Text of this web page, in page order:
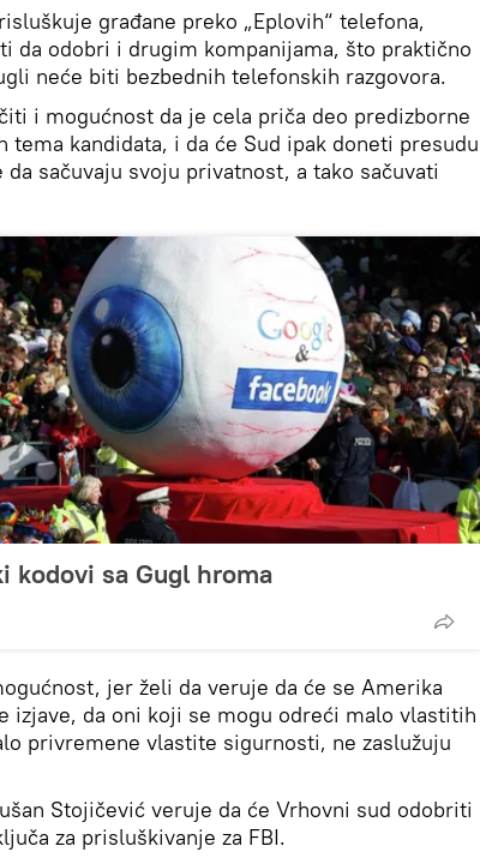
građane preko „Eplovih“ telefona,
da odobri i drugim kompanijama, što praktično
neće biti bezbednih telefonskih razgovora.
i mogućnost da je cela priča deo predizborne
tema kandidata, i da će Sud ipak doneti presudu
sačuvaju svoju privatnost, a tako sačuvati
kodovi sa Gugl hroma
jer želi da veruje da će se Amerika
izjave, da oni koji se mogu odreći malo vlastitih
privremene vlastite sigurnosti, ne zaslužuju
Stojičević veruje da će Vrhovni sud odobriti
za prisluškivanje za FBI.